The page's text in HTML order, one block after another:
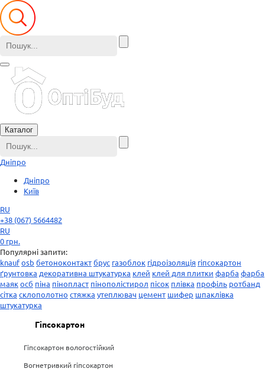
Каталог
Дніпро
Дніпро
Київ
RU
+38 (067) 5664482
RU
0 грн.
Популярні запити:
knaufosb бетоноконтактбрус газоблок гідроізоляція гіпсокартон
ґрунтовка декоративна штукатурка клей клей для плитки фарба фарба
маякосб піна пінопласт пінополістирол пісок плівка профіль ротбанд
сітка склополотно стяжка утеплювач цемент шифер шпаклівка
штукатурка
Гіпсокартон
Гіпсокартон вологостійкий
Вогнетривкий гіпсокартон